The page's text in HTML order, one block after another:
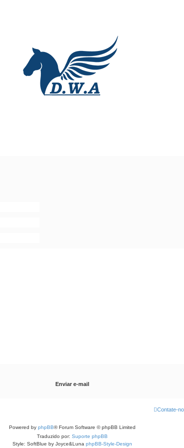
Contate-
Powered by phpBB® Forum Software © phpBB Limited
Traduzido por: Suporte phpBB
Style: SoftBlue by Joyce&Luna phpBB-Style-Design